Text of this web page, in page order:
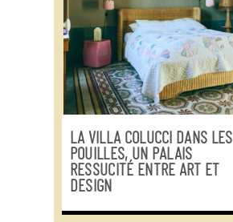
LA VILLA COLUCCI DANS LES
POUILLES, UN PALAIS
RESSUCITÉ ENTRE ART ET
DESIGN